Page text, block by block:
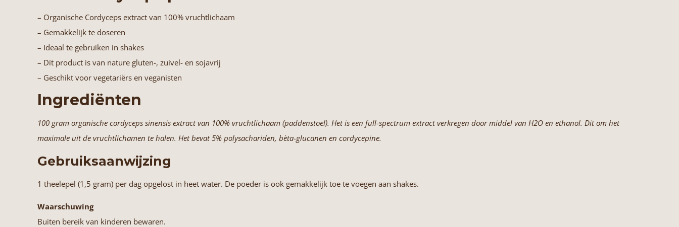
– Organische Cordyceps extract van 100% vruchtlichaam
– Gemakkelijk te doseren
– Ideaal te gebruiken in shakes
– Dit product is van nature gluten-, zuivel- en sojavrij
– Geschikt voor vegetariërs en veganisten
Ingrediënten
100 gram organische cordyceps sinensis extract van 100% vruchtlichaam (paddenstoel). Het is een full-spectrum extract verkregen door middel van H2O en ethanol. Dit om het
maximale uit de vruchtlichamen te halen. Het bevat 5% polysachariden, bèta-glucanen en cordycepine.
Gebruiksaanwijzing
1 theelepel (1,5 gram) per dag opgelost in heet water. De poeder is ook gemakkelijk toe te voegen aan shakes.
Waarschuwing
Buiten bereik van kinderen bewaren.